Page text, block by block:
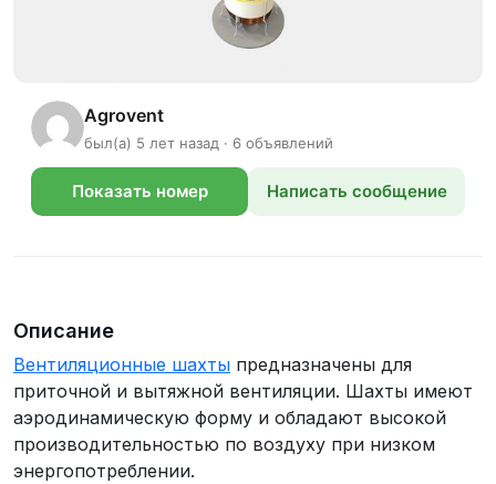
Agrovent
был(а) 5 лет назад · 6 объявлений
Показать номер Написать сообщение
Описание
Вентиляционные шахты предназначены для
приточной и вытяжной вентиляции. Шахты имеют
аэродинамическую форму и обладают высокой
производительностью по воздуху при низком
энергопотреблении.